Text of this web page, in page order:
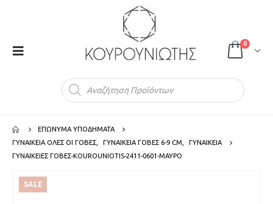
0
ΕΠΩΝΥΜΑ ΥΠΟΔΗΜΑΤΑ
ΓΥΝΑΙΚΕΙΑ ΟΛΕΣ ΟΙ ΓΟΒΕΣ
ΓΥΝΑΙΚΕΙΑ ΓΟΒΕΣ 6-9 CM
ΓΥΝΑΙΚΕΙΑ
ΓΥΝΑΙΚΕΙΕΣ ΓΟΒΕΣ-KOUROUNIOTIS-2411-0601-ΜΑΥΡΟ
SALE